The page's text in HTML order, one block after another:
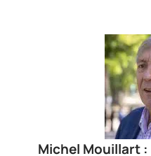
Michel Mouillart :